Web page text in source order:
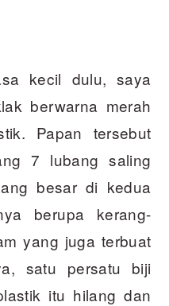
kecil dulu, saya
berwarna merah
Papan tersebut
7 lubang saling
besar di kedua
berupa kerang-
yang juga terbuat
satu persatu biji
itu hilang dan